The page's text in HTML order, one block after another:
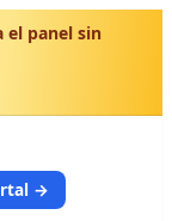
el panel sin
→